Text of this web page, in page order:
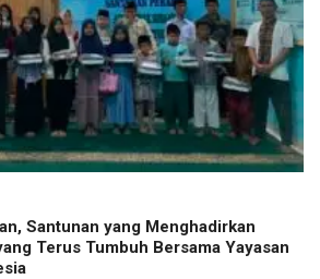
Santunan yang Menghadirkan
Terus Tumbuh Bersama Yayasan